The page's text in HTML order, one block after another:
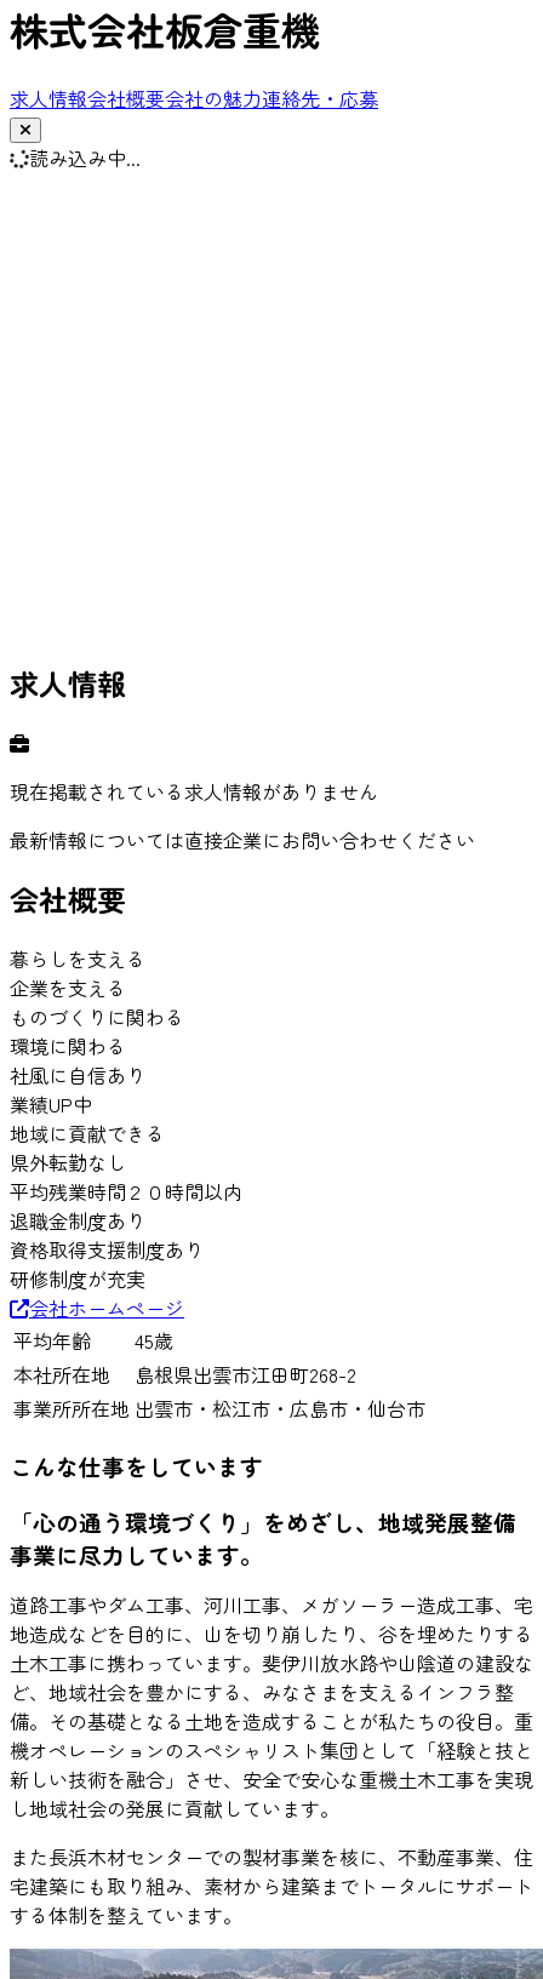
株式会社板倉重機
求人情報会社概要会社の魅力連絡先・応募
読み込み中...
求人情報
現在掲載されている求人情報がありません
最新情報については直接企業にお問い合わせください
会社概要
暮らしを支える
企業を支える
ものづくりに関わる
環境に関わる
社風に自信あり
業績UP中
地域に貢献できる
県外転勤なし
平均残業時間２０時間以内
退職金制度あり
資格取得支援制度あり
研修制度が充実
会社ホームページ
平均年齢
45歳
本社所在地
島根県出雲市江田町268-2
事業所所在地 出雲市・松江市・広島市・仙台市
こんな仕事をしています
「心の通う環境づくり」をめざし、地域発展整備
事業に尽力しています。
道路工事やダム工事、河川工事、メガソーラー造成工事、宅
地造成などを目的に、山を切り崩したり、谷を埋めたりする
土木工事に携わっています。斐伊川放水路や山陰道の建設な
ど、地域社会を豊かにする、みなさまを支えるインフラ整
備。その基礎となる土地を造成することが私たちの役目。重
機オペレーションのスペシャリスト集団として「経験と技と
新しい技術を融合」させ、安全で安心な重機土木工事を実現
し地域社会の発展に貢献しています。
また長浜木材センターでの製材事業を核に、不動産事業、住
宅建築にも取り組み、素材から建築までトータルにサポート
する体制を整えています。